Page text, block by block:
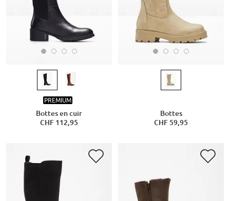
PREMIUM
Bottes en cuir
CHF 112,95
Bottes
CHF 59,95